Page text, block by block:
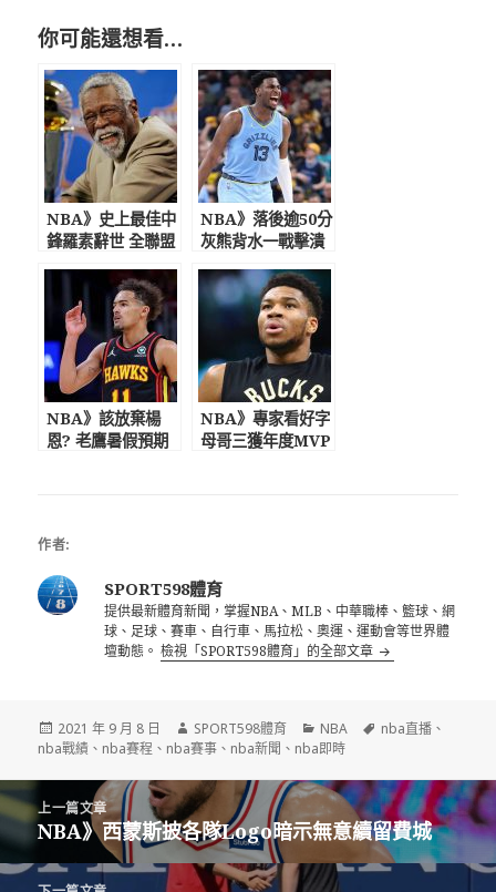
你可能還想看…
NBA》史上最佳中
鋒羅素辭世 全聯盟
NBA》落後逾50分
灰熊背水一戰擊潰
NBA》該放棄楊
恩? 老鷹暑假預期
NBA》專家看好字
母哥三獲年度MVP
作者:
SPORT598體育
提供最新體育新聞，掌握NBA、MLB、中華職棒、籃球、網
球、足球、賽車、自行車、馬拉松、奧運、運動會等世界體
壇動態。檢視「SPORT598體育」的全部文章
發
佈
2021 年 9 月 8 日
作
者
SPORT598體育
分
類
NBA
標
nba直播 、
nba戰績 、 nba賽程 、 nba賽事 、 nba新聞 、 nba即時
文
章
導
覽
上一篇文章
上
篇
NBA》西蒙斯披各隊Logo暗示無意續留費城